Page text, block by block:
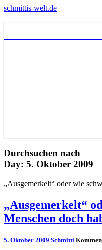
schmittis-welt.de
Durchsuchen nach
Day: 5. Oktober 2009
„Ausgemerkelt“ oder wie
„Ausgemerkelt“
Menschen doch
5. Oktober 2009 Schmitti